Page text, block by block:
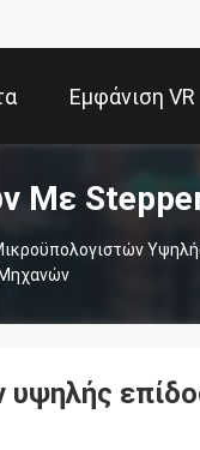
Εμφάνιση VR
Με
υψηλής